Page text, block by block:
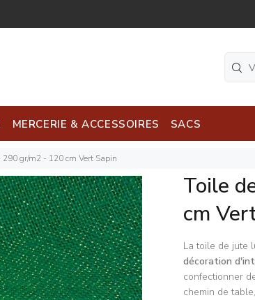
MERCERIE & ACCESSOIRES SACS
gr/m2 - 120 cm Vert Sapin
Toile
cm
La toile de jute
décoration
confectionner
chemin de